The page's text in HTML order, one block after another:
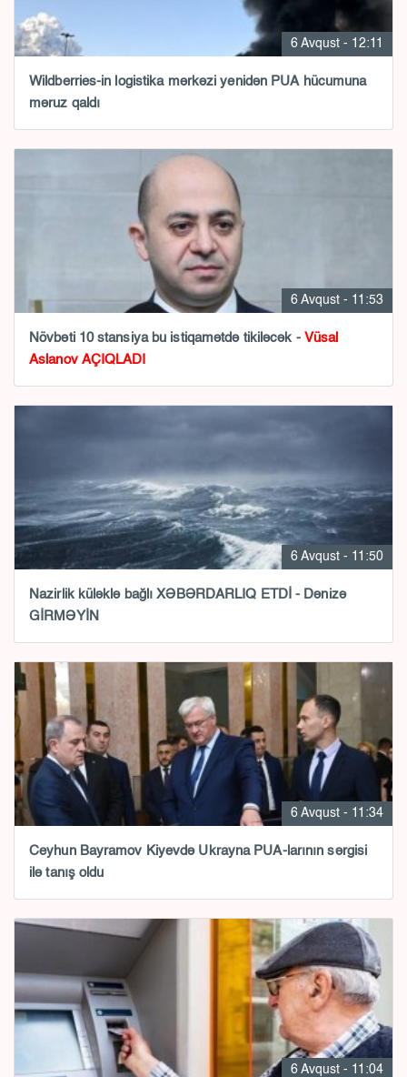
6 Avqust - 12:11
Wildberries-in logistika mərkəzi yenidən PUA hücumuna
məruz qaldı
6 Avqust - 11:53
Növbəti 10 stansiya bu istiqamətdə tikiləcək - Vüsal
Aslanov AÇIQLADI
6 Avqust - 11:50
Nazirlik küləklə bağlı XƏBƏRDARLIQ ETDİ - Dənizə
GİRMƏYİN
6 Avqust - 11:34
Ceyhun Bayramov Kiyevdə Ukrayna PUA-larının sərgisi
ilə tanış oldu
6 Avqust - 11:04